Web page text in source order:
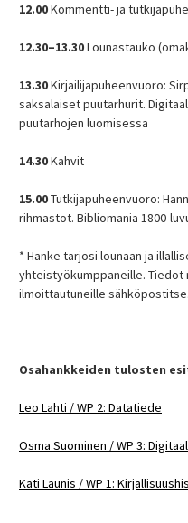
12.00Kommentti- ja
12.30–13.30Lounastauko
13.30Kirjailijapuheenvuoro:
saksalaiset puutarhurit.
puutarhojen luomisessa
14.30Kahvit
15.00Tutkijapuheenvuoro:
rihmastot. Bibliomania 1800-
* Hanke tarjosi lounaan ja
yhteistyökumppaneille.
ilmoittautuneille sähköpostitse.
Osahankkeiden tulosten
Leo Lahti / WP 2: Datatiede
Osma Suominen / WP 3:
Kati Launis / WP 1: